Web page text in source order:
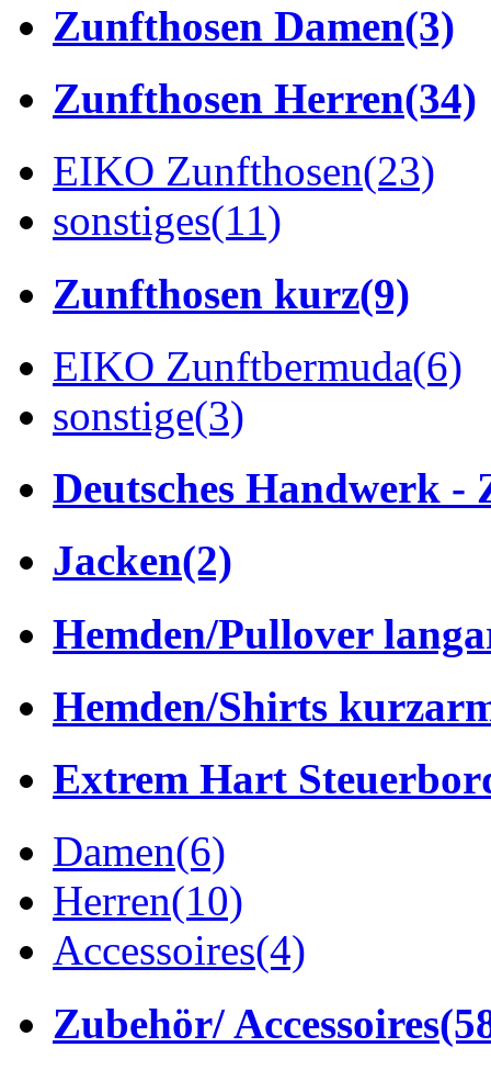
Zunfthosen Damen(3)
Zunfthosen Herren(34)
EIKO Zunfthosen(23)
sonstiges(11)
Zunfthosen kurz(9)
EIKO Zunftbermuda(6)
sonstige(3)
Deutsches Handwerk -
Jacken(2)
Hemden/Pullover
Hemden/Shirts
Extrem Hart
Damen(6)
Herren(10)
Accessoires(4)
Zubehör/ Accessoires